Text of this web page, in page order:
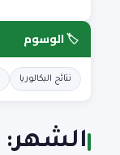
الشهر:
🏷️ الوسوم
نتائج البكالوريا